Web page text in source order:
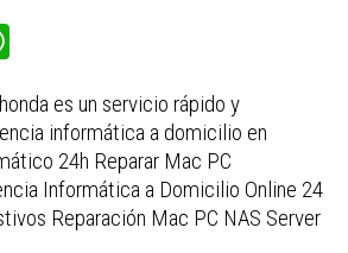
a
s
A
es un servicio rápido y
informática a domicilio en
24h Reparar Mac PC
Informática a Domicilio Online 24
Reparación Mac PC NAS Server